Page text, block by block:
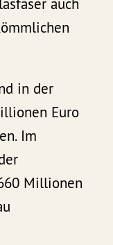
auch
in der
Euro
Im
Millionen